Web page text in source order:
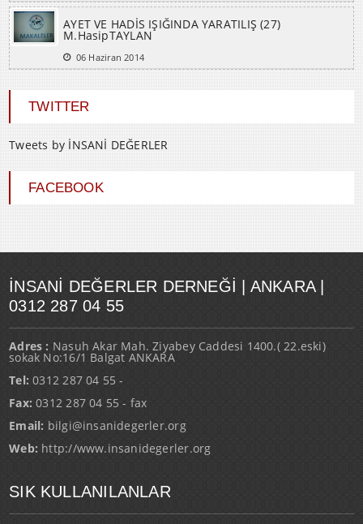
AYET VE HADİS IŞIĞINDA YARATILIŞ (27)
M.HasipTAYLAN
06 Haziran 2014
TWITTER
Tweets by İNSANİ DEĞERLER
FACEBOOK
İNSANI DEĞERLER DERNEĞI | ANKARA |
0312 287 04 55
Adres : Nasuh Akar Mah. Ziyabey Caddesi 1400.( 22.eski)
sokak No:16/1 Balgat ANKARA
Tel: 0312 287 04 55 -
Fax: 0312 287 04 55 - fax
Email: bilgi@insanidegerler.org
Web: http://www.insanidegerler.org
SIK KULLANILANLAR